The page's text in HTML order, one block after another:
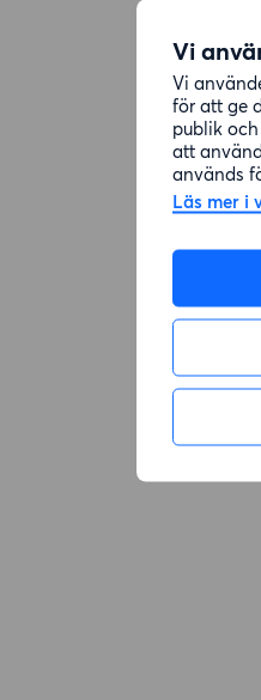
Vi
Vi
för att ge
publik
att
används
Läs mer i